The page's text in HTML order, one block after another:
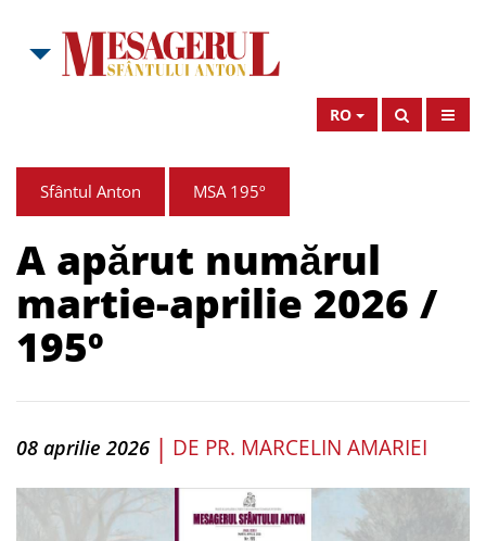
RO
Sfântul Anton MSA 195º
A apărut numărul
martie-aprilie 2026 /
195º
08 aprilie 2026 | DE PR. MARCELIN AMARIEI